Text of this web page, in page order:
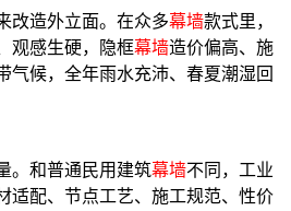
改造外立面。在众多幕墙款式里，
观感生硬，隐框幕墙造价偏高、施
气候，全年雨水充沛、春夏潮湿回
。和普通民用建筑幕墙不同，工业
适配、节点工艺、施工规范、性价